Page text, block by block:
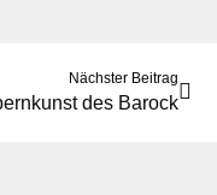
Nächster Beitrag
des Barock